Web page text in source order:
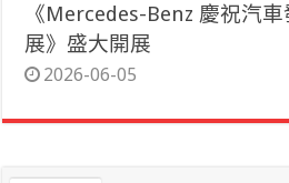
《Mercedes-Benz 慶祝汽
展》盛大開展
2026-06-05